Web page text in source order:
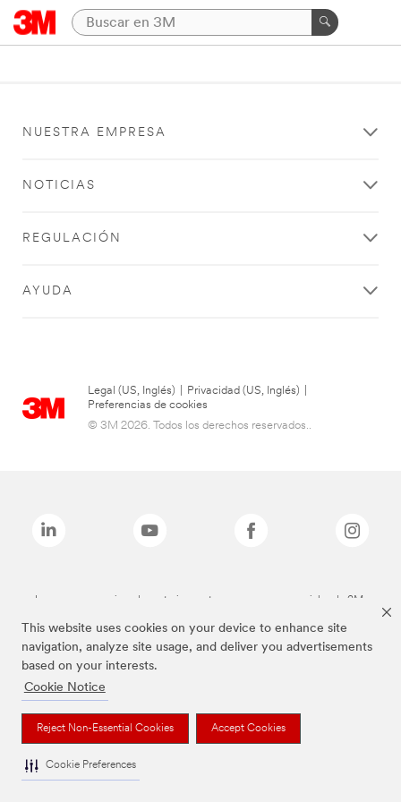
This website uses cookies on your device to enhance site
navigation, analyze site usage, and deliver you advertisements
based on your interests.
Cookie Notice
Reject Non-Essential Cookies Accept Cookies
Cookie Preferences
NUESTRA EMPRESA
NOTICIAS
REGULACIÓN
AYUDA
Legal (US, Inglés) Privacidad (US, Inglés)
Preferencias de cookies
© 3M 2026. Todos los derechos reservados..
Las marcas mencionadas anteriormente son marcas comerciales de 3M.